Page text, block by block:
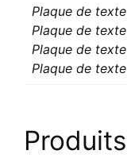
Plaque de
Plaque de
Plaque de
Plaque de